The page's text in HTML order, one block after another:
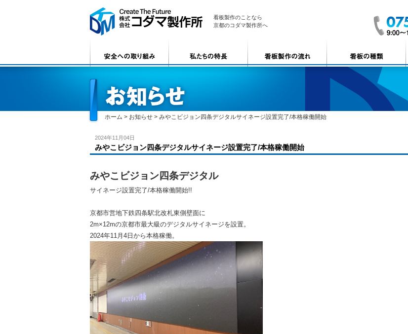
看板製作のことなら
京都のコダマ製作所へ
ホーム > お知らせ > みやこビジョン四条デジタルサイネージ設置完了/本格稼働開始
2024年11月04日
みやこビジョン四条デジタルサイネージ設置完了/本格稼働開始
みやこビジョン四条デジタル
サイネージ設置完了/本格稼働開始!!
京都市営地下鉄四条駅北改札東側壁面に
2m×12mの京都市最大級のデジタルサイネージを設置。
2024年11月4日から本格稼働。